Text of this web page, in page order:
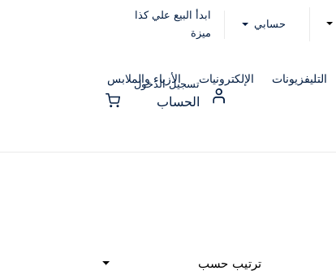
حسابي
ابدأ البيع علي كذا
ميزة
التليفزيونات الإلكترونيات الأزياء والملابس
تسجيل الدخول
الحساب
ترتيب حسب